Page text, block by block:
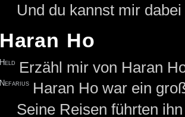
Und du kannst mir
Haran Ho
Held Erzähl mir von Haran
Nefarius Haran Ho war ein
Seine Reisen führten